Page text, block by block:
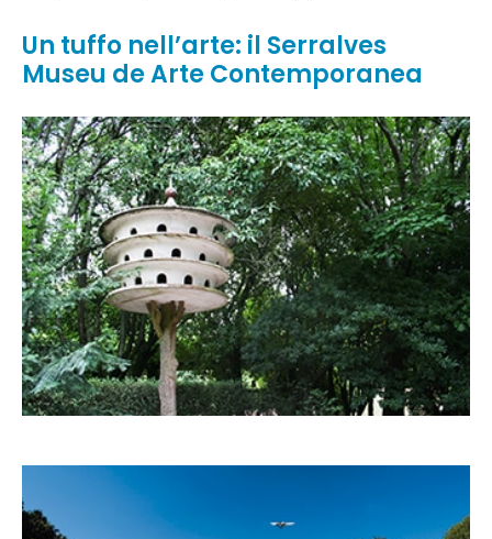
Un tuffo nell’arte: il Serralves
Museu de Arte Contemporanea